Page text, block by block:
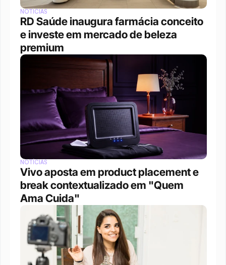
NOTÍCIAS
RD Saúde inaugura farmácia conceito
e investe em mercado de beleza
premium
NOTÍCIAS
Vivo aposta em product placement e
break contextualizado em "Quem
Ama Cuida"